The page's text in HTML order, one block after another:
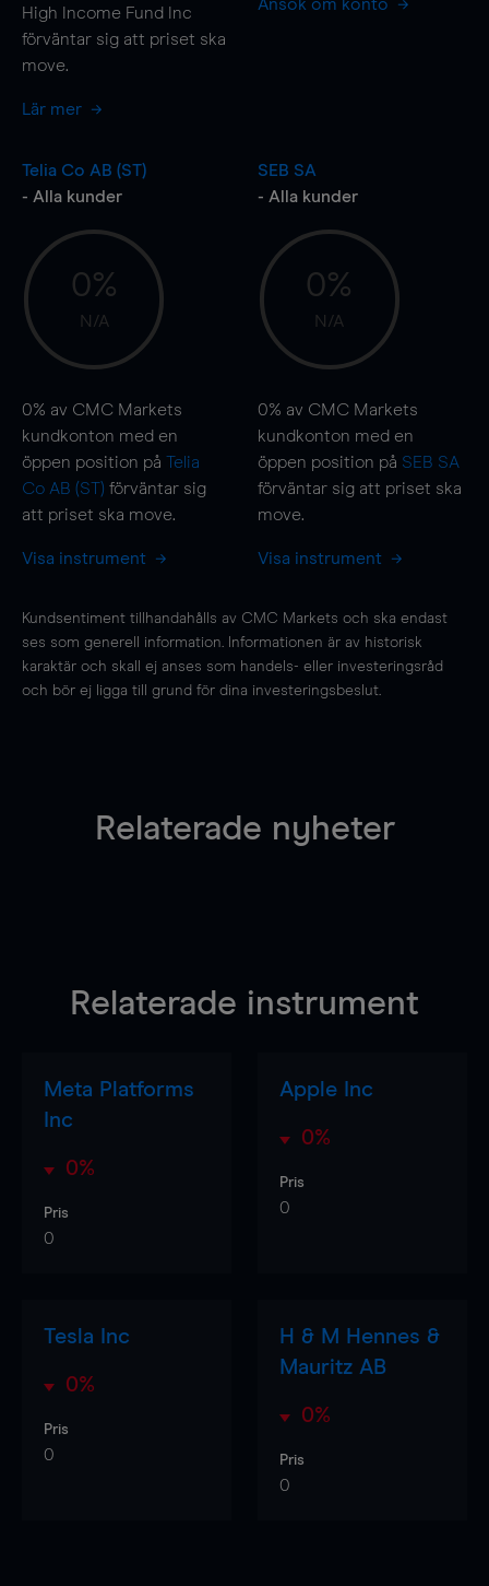
High Income Fund Inc
förväntar sig att priset ska
move.
Lär mer
Ansök om konto
Telia Co AB (ST)
- Alla kunder
0%
N/A
0% av CMC Markets
kundkonton med en
öppen position på Telia
Co AB (ST) förväntar sig
att priset ska move.
Visa instrument
SEB SA
- Alla kunder
0%
N/A
0% av CMC Markets
kundkonton med en
öppen position på SEB SA
förväntar sig att priset ska
move.
Visa instrument
Kundsentiment tillhandahålls av CMC Markets och ska endast
ses som generell information. Informationen är av historisk
karaktär och skall ej anses som handels- eller investeringsråd
och bör ej ligga till grund för dina investeringsbeslut.
Relaterade nyheter
Relaterade instrument
Meta Platforms
Inc
0%
Pris
0
Apple Inc
0%
Pris
0
Tesla Inc
0%
Pris
0
H & M Hennes &
Mauritz AB
0%
Pris
0